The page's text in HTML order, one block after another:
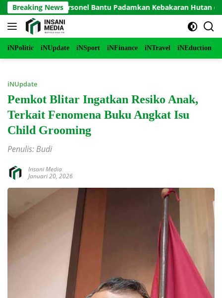
Langsung
ke
konten
Breaking News
Personel Bantu Padamkan Kebakaran Hutan di Gunung
iNPolitic iNUpdate iNSport iNFinance iNTravel iNEduction
iNUpdate
Pemkot Blitar Ingatkan Resiko Anak,
Terkait Fenomena Buku Angkat Isu
Child Grooming
Penulis: Budi
Insani Media
Januari 20, 2026